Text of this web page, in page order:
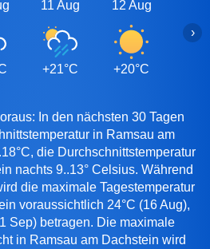
11 Aug
+21°C
12 Aug
+20°C
›
In den nächsten 30 Tagen
in Ramsau am
die Durchschnittstemperatur
nachts 9..13° Celsius. Während
die maximale Tagestemperatur
voraussichtlich 24°C (16 Aug),
Sep) betragen. Die maximale
in Ramsau am Dachstein wird